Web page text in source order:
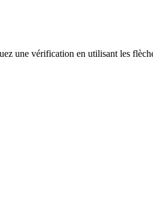
une vérification en utilisant les